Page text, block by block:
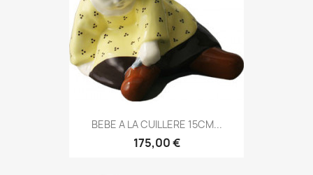
BEBE A LA CUILLERE 15CM...
175,00 €